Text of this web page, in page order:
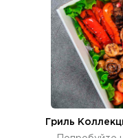
Гриль